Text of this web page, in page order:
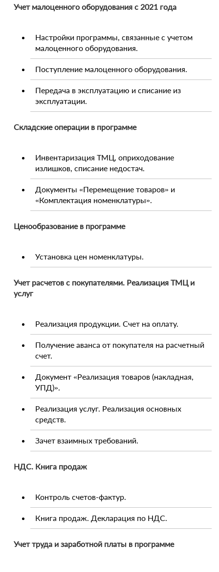
Учет малоценного оборудования с 2021 года
Настройки программы, связанные с учетом
малоценного оборудования.
Поступление малоценного оборудования.
Передача в эксплуатацию и списание из
эксплуатации.
Складские операции в программе
Инвентаризация ТМЦ, оприходование
излишков, списание недостач.
Документы «Перемещение товаров» и
«Комплектация номенклатуры».
Ценообразование в программе
Установка цен номенклатуры.
Учет расчетов с покупателями. Реализация ТМЦ и
услуг
Реализация продукции. Счет на оплату.
Получение аванса от покупателя на расчетный
счет.
Документ «Реализация товаров (накладная,
УПД)».
Реализация услуг. Реализация основных
средств.
Зачет взаимных требований.
НДС. Книга продаж
Контроль счетов-фактур.
Книга продаж. Декларация по НДС.
Учет труда и заработной платы в программе